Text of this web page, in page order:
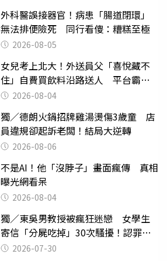
外科醫誤接器官！病患「腸道閉環」
無法排便險死 同行看傻：糟糕至極
2026-08-05
女兒考上北大！外送員父「喜悅藏不
住」自費買飲料沿路送人 平台霸氣
幫付學費
2026-08-04
獨／德朗火鍋招牌雞湯燙傷3歲童 店
員違規卻起訴老闆！結局大逆轉
2026-08-06
不是AI！他「沒脖子」畫面瘋傳 真相
曝光網看呆
2026-08-04
獨／東吳男教授被瘋狂迷戀 女學生
寄信「分屍吃掉」30次騷擾！認罪免
關 2026-07-30